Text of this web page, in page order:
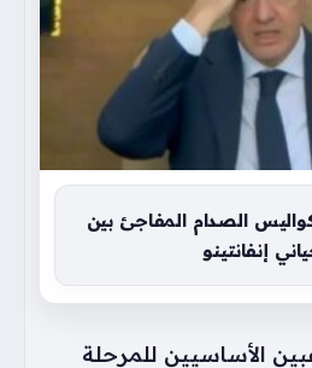
الصدام المفاجئ بين
إنفانتينو
الأساسيين للمرحلة